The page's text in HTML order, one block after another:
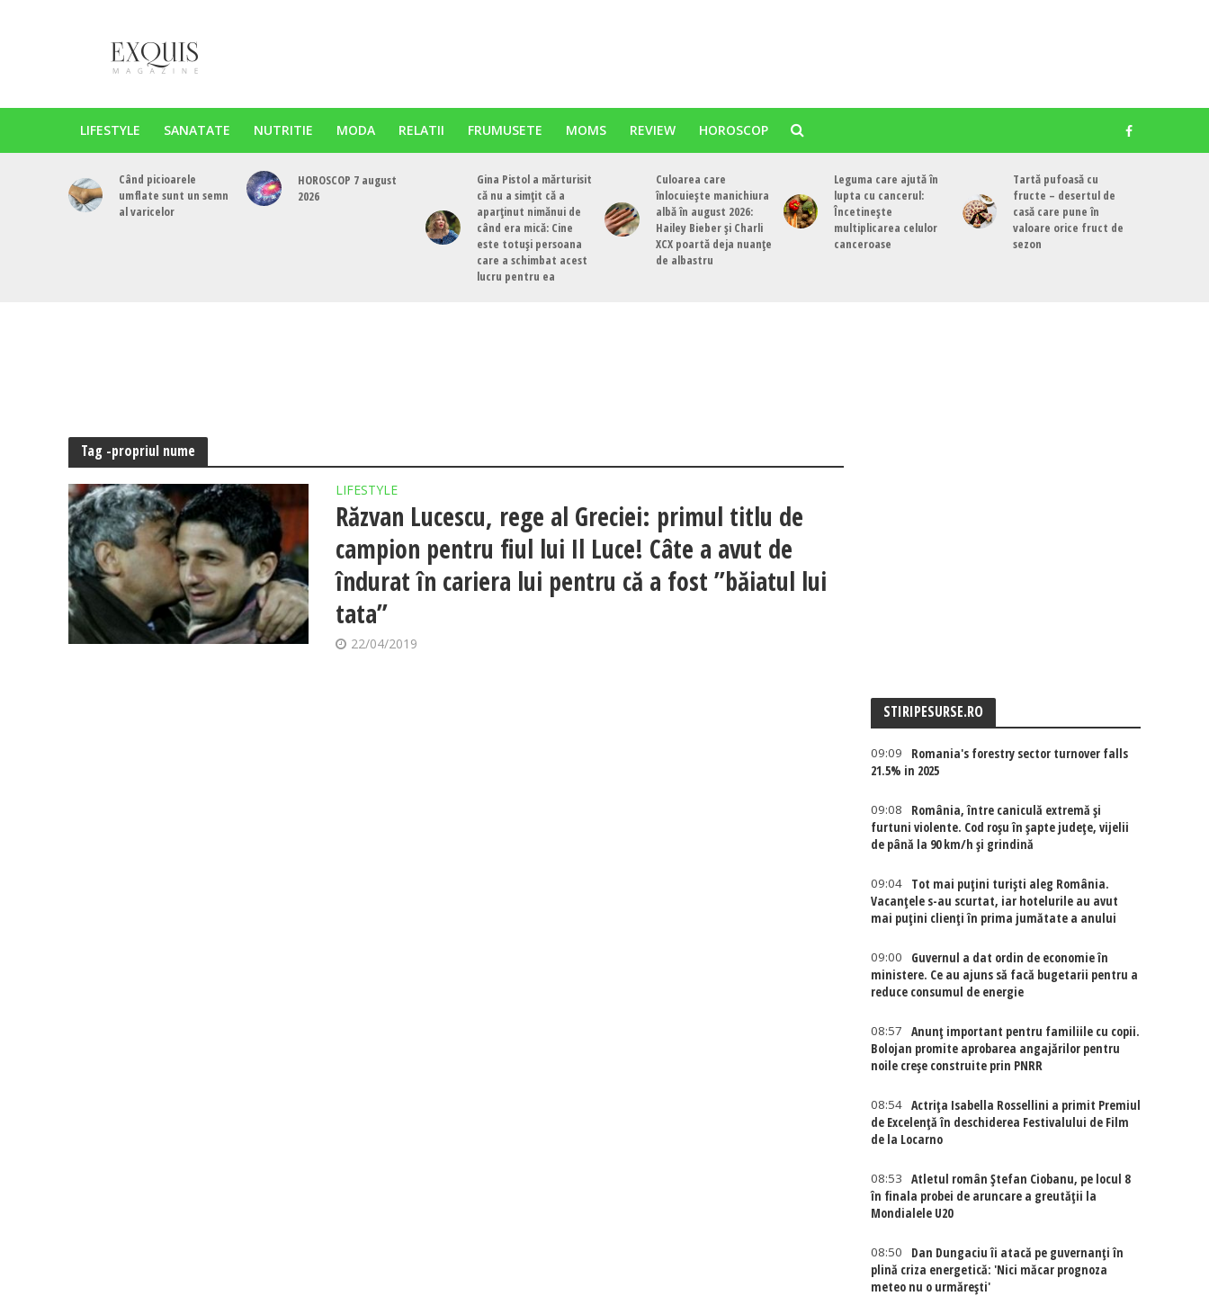
LIFESTYLE SANATATE NUTRITIE MODA RELATII FRUMUSETE MOMS REVIEW HOROSCOP
Când picioarele
umflate sunt un semn
al varicelor
HOROSCOP 7 august
2026
Gina Pistol a mărturisit
că nu a simțit că a
aparținut nimănui de
când era mică: Cine
este totuși persoana
care a schimbat acest
lucru pentru ea
Culoarea care
înlocuiește manichiura
albă în august 2026:
Hailey Bieber și Charli
XCX poartă deja nuanțe
de albastru
Leguma care ajută în
lupta cu cancerul:
Încetinește
multiplicarea celulor
canceroase
Tartă pufoasă cu
fructe – desertul de
casă care pune în
valoare orice fruct de
sezon
Tag -propriul nume
LIFESTYLE
Răzvan Lucescu, rege al Greciei: primul titlu de
campion pentru fiul lui Il Luce! Câte a avut de
îndurat în cariera lui pentru că a fost ”băiatul lui
tata”
22/04/2019
STIRIPESURSE.RO
09:09
Romania's forestry sector turnover falls
21.5% in 2025
09:08
România, între caniculă extremă și
furtuni violente. Cod roșu în șapte județe, vijelii
de până la 90 km/h și grindină
09:04
Tot mai puțini turiști aleg România.
Vacanțele s-au scurtat, iar hotelurile au avut
mai puțini clienți în prima jumătate a anului
09:00
Guvernul a dat ordin de economie în
ministere. Ce au ajuns să facă bugetarii pentru a
reduce consumul de energie
08:57
Anunț important pentru familiile cu copii.
Bolojan promite aprobarea angajărilor pentru
noile creșe construite prin PNRR
08:54 Actriţa Isabella Rossellini a primit Premiul
de Excelenţă în deschiderea Festivalului de Film
de la Locarno
08:53
Atletul român Ștefan Ciobanu, pe locul 8
în finala probei de aruncare a greutății la
Mondialele U20
08:50
Dan Dungaciu îi atacă pe guvernanți în
plină criza energetică: 'Nici măcar prognoza
meteo nu o urmărești'